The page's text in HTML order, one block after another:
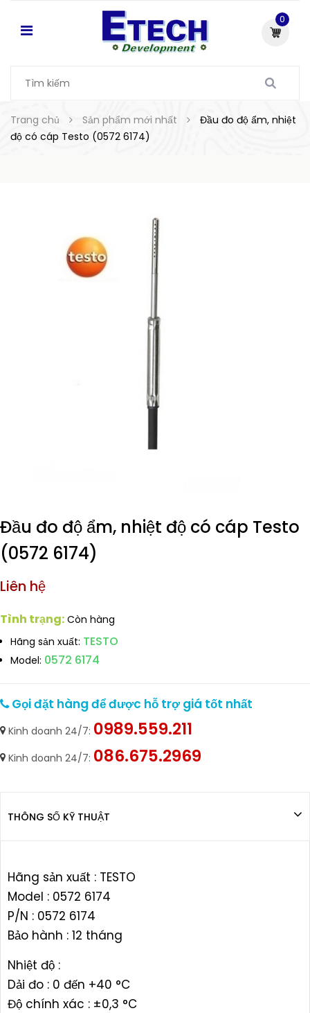
0
Trang chủ Sản phẩm mới nhất
Đầu đo độ ẩm, nhiệt
độ có cáp Testo (0572 6174)
Đầu đo độ ẩm, nhiệt độ có cáp Testo
(0572 6174)
Liên hệ
Tình trạng: Còn hàng
Hãng sản xuất: TESTO
Model: 0572 6174
Gọi đặt hàng để được hỗ trợ giá tốt nhất
Kinh doanh 24/7: 0989.559.211
Kinh doanh 24/7: 086.675.2969
THÔNG SỐ KỸ THUẬT
Hãng sản xuất : TESTO
Model : 0572 6174
P/N : 0572 6174
Bảo hành : 12 tháng
Nhiệt độ :
Dải đo : 0 đến +40 °C
Độ chính xác : ±0,3 °C